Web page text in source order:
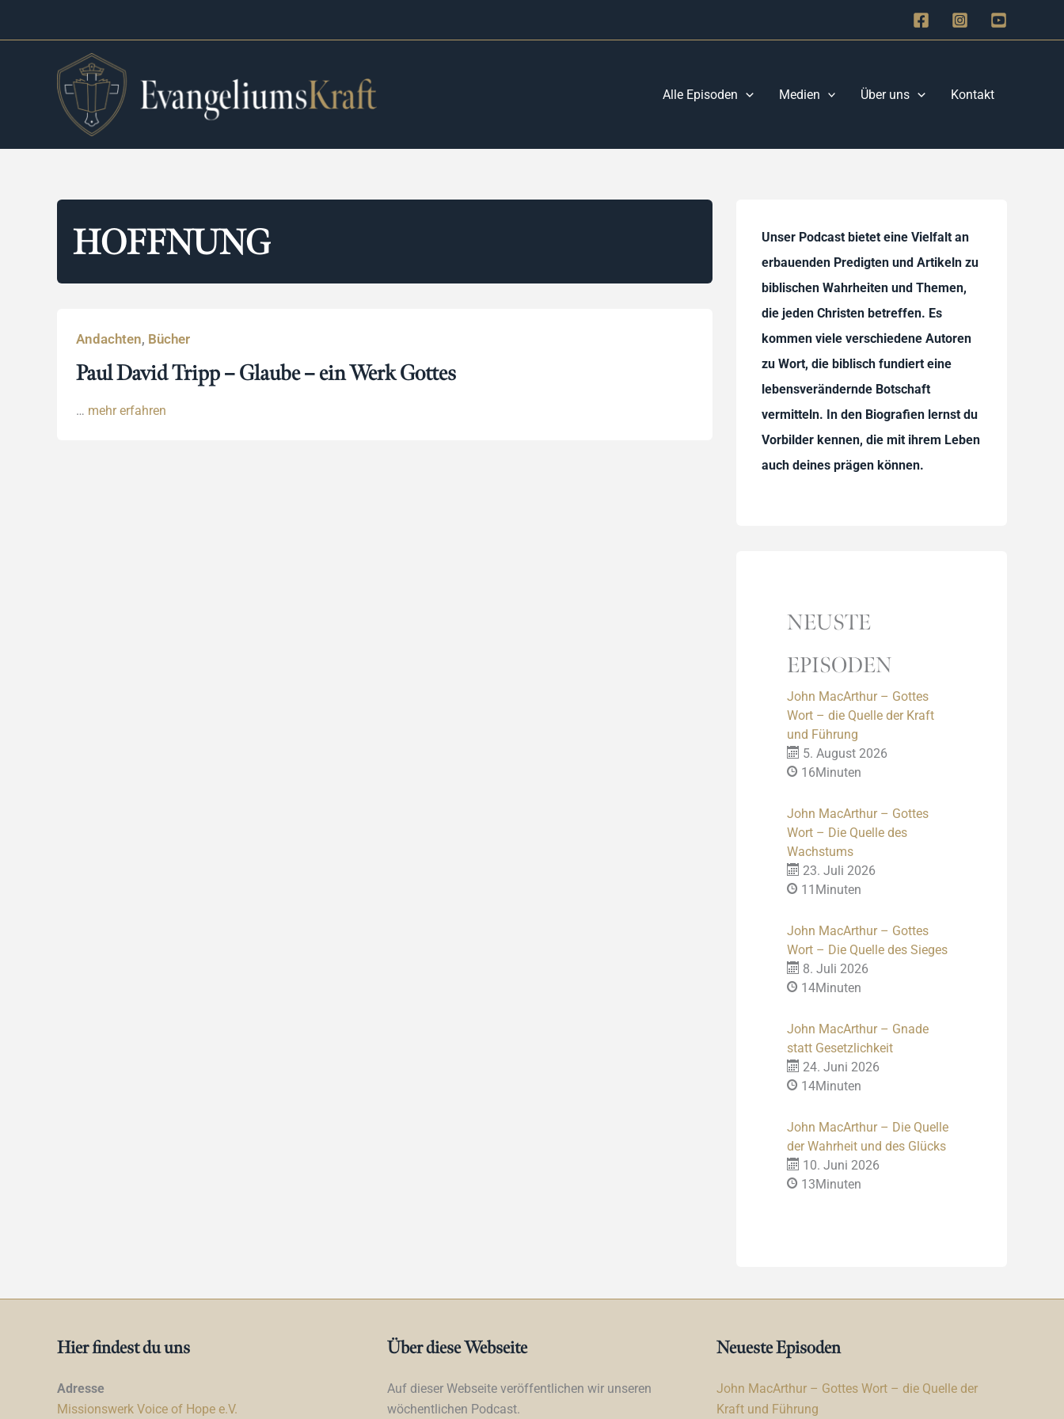
Alle Episoden Medien Über uns Kontakt
HOFFNUNG
Andachten, Bücher
Paul David Tripp – Glaube – ein Werk Gottes
… mehr erfahren
Unser Podcast bietet eine Vielfalt an
erbauenden Predigten und Artikeln zu
biblischen Wahrheiten und Themen,
die jeden Christen betreffen. Es
kommen viele verschiedene Autoren
zu Wort, die biblisch fundiert eine
lebensverändernde Botschaft
vermitteln. In den Biografien lernst du
Vorbilder kennen, die mit ihrem Leben
auch deines prägen können.
NEUSTE
EPISODEN
John MacArthur – Gottes
Wort – die Quelle der Kraft
und Führung
5. August 2026
16Minuten
John MacArthur – Gottes
Wort – Die Quelle des
Wachstums
23. Juli 2026
11Minuten
John MacArthur – Gottes
Wort – Die Quelle des Sieges
8. Juli 2026
14Minuten
John MacArthur – Gnade
statt Gesetzlichkeit
24. Juni 2026
14Minuten
John MacArthur – Die Quelle
der Wahrheit und des Glücks
10. Juni 2026
13Minuten
Hier findest du uns
Adresse
Missionswerk Voice of Hope e.V.
Über diese Webseite
Auf dieser Webseite veröffentlichen wir unseren
wöchentlichen Podcast.
Neueste Episoden
John MacArthur – Gottes Wort – die Quelle der
Kraft und Führung